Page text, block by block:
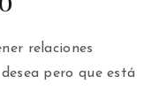
relaciones
pero que está